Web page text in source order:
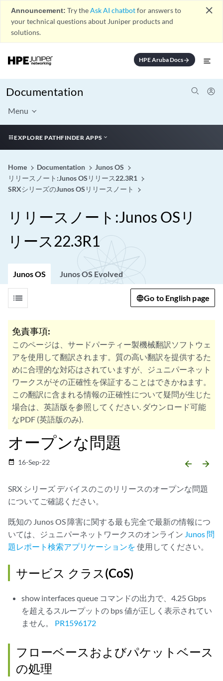
Announcement: Try theAsk AI chatbotfor answers to
your technical questions about Juniper products and
solutions.
close
HPE Aruba Docsarrow_forward
Documentation
Menu
EXPLORE PATHFINDER APPS
Home Documentation
Junos OS
リリースノート:Junos OSリリース22.3R1
SRXシリーズのJunos OSリリースノート
リリースノート:Junos OSリ
リース22.3R1
Junos OS Junos OS Evolved
list Go to English page
免責事項:
このページは、サードパーティー製機械翻訳ソフトウェ
アを使用して翻訳されます。質の高い翻訳を提供するた
めに合理的な対応はされていますが、ジュニパーネット
ワークスがその正確性を保証することはできかねます。
この翻訳に含まれる情報の正確性について疑問が生じた
場合は、英語版を参照してください. ダウンロード可能
なPDF (英語版のみ).
オープンな問題
date_range 16-Sep-22 arrow_backward arrow_forward
SRX シリーズ デバイスのこのリリースのオープンな問題
についてご確認ください。
既知の Junos OS 障害に関する最も完全で最新の情報につ
いては、ジュニパーネットワークスのオンライン Junos 問
題レポート検索アプリケーションを 使用してください。
サービス クラス(CoS)
show interfaces queue コマンドの出力で、4.25 Gbps
を超えるスループットの bps 値が正しく表示されてい
ません。 PR1596172
フローベースおよびパケットベース
の処理